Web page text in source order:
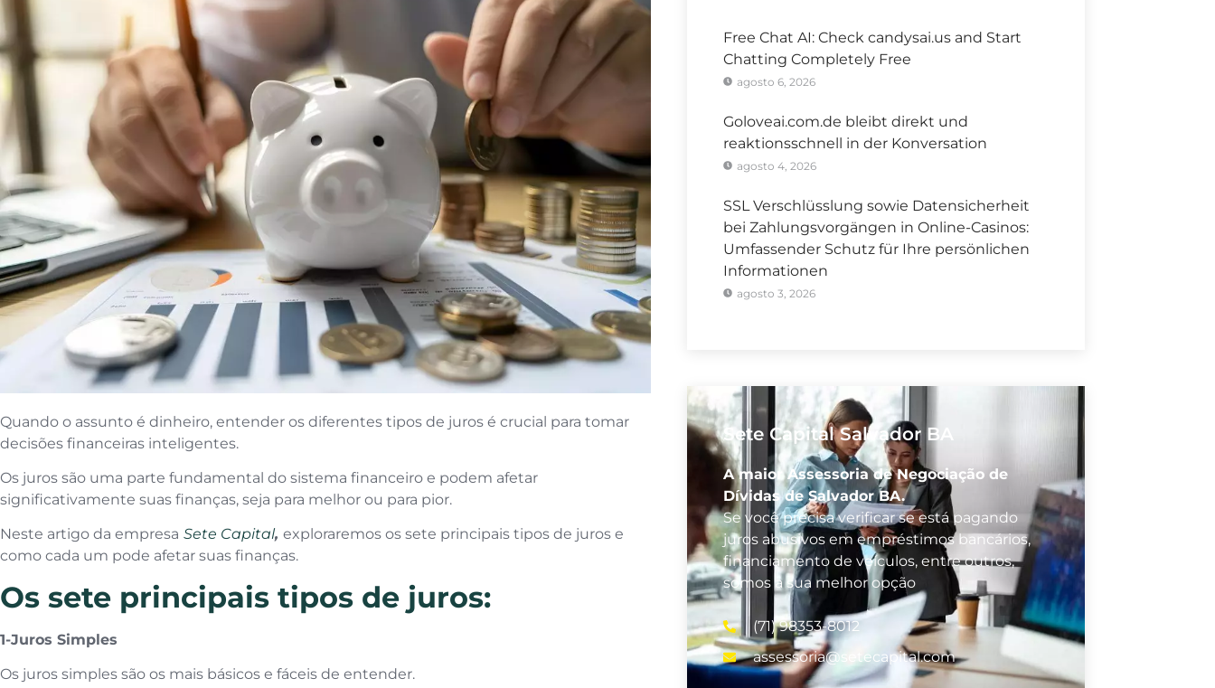
Quando o assunto é dinheiro, entender os diferentes tipos de juros é crucial para tomar
decisões financeiras inteligentes.
Os juros são uma parte fundamental do sistema financeiro e podem afetar
significativamente suas finanças, seja para melhor ou para pior.
Neste artigo da empresa Sete Capital, exploraremos os sete principais tipos de juros e
como cada um pode afetar suas finanças.
Os sete principais tipos de juros:
1-Juros Simples
Os juros simples são os mais básicos e fáceis de entender.
Free Chat AI: Check candysai.us and Start
Chatting Completely Free
agosto 6, 2026
Goloveai.com.de bleibt direkt und
reaktionsschnell in der Konversation
agosto 4, 2026
SSL Verschlüsslung sowie Datensicherheit
bei Zahlungsvorgängen in Online-Casinos:
Umfassender Schutz für Ihre persönlichen
Informationen
agosto 3, 2026
Sete Capital Salvador BA
A maior Assessoria de Negociação de
Dívidas de Salvador BA.
Se você precisa verificar se está pagando
juros abusivos em empréstimos bancários,
financiamento de veículos, entre outros,
somos a sua melhor opção
(71) 98353-8012
assessoria@setecapital.com